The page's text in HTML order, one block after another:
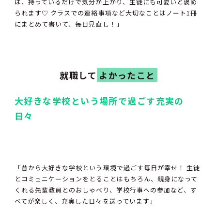
られます♡ クラスでの連絡事項など大切なことはノート1冊
にまとめて書いて、毎日見直し！」
就職して よかったこと
大好きな学校という場所で過ごす充実の
日々
「昔から大好きな学校という環境で過ごす毎日が幸せ！ 生徒
とコミュニケーションをとることはもちろん、親身になって
くれる先輩教員とのおしゃべり、学校行事への参加など、す
べてが楽しく、充実した日々を送っています」